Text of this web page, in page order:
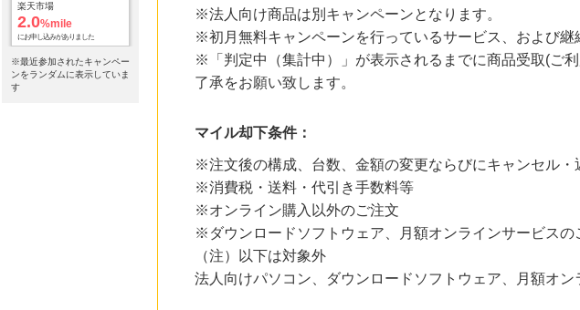
楽天市場
2.0%mile
にお申し込みがありました
4時間前
DHCオンラインショップ
※最近参加されたキャンペー
ンをランダムに表示していま
す
※法人向け商品は別キャンペーンとなります。
※初月無料キャンペーンを行っているサービス、および継
※「判定中（集計中）」が表示されるまでに商品受取(ご
了承をお願い致します。
マイル却下条件：
※注文後の構成、台数、金額の変更ならびにキャンセル・
※消費税・送料・代引き手数料等
※オンライン購入以外のご注文
※ダウンロードソフトウェア、月額オンラインサービスの
（注）以下は対象外
法人向けパソコン、ダウンロードソフトウェア、月額オン